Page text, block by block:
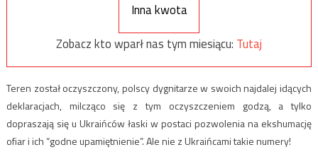
Inna kwota
Zobacz kto wparł nas tym miesiącu: Tutaj
Teren został oczyszczony, polscy dygnitarze w swoich najdalej idących
deklaracjach, milcząco się z tym oczyszczeniem godzą, a tylko
dopraszają się u Ukraińców łaski w postaci pozwolenia na ekshumację
ofiar i ich “godne upamiętnienie”. Ale nie z Ukraińcami takie numery!